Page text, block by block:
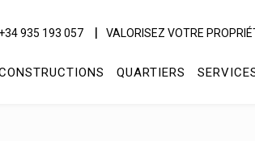
+34 935 193 057 VALORISEZ VOTRE
QUARTIERS